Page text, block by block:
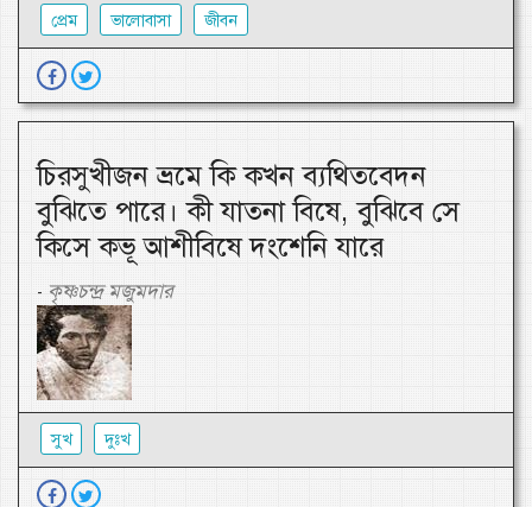
প্রেম ভালোবাসা জীবন
চিরসুখীজন ভ্রমে কি কখন ব্যথিতবেদন
বুঝিতে পারে। কী যাতনা বিষে, বুঝিবে সে
কিসে কভূ আশীবিষে দংশেনি যারে
- কৃষ্ণচন্দ্র মজুমদার
সুখ দুঃখ